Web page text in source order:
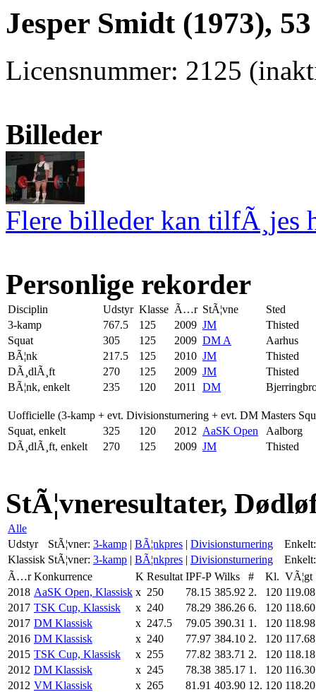
Jesper Smidt (1973),
Licensnummer: 2125
Billeder
Flere billeder kan tilfÃ¸jes
Personlige rekorder
Disciplin Udstyr Klasse Ã…r StÃ¦vne
Sted
3-kamp
767.5 125 2009 JM
Thisted
Squat
305 125 2009 DM A
Aarhus
BÃ¦nk
217.5 125 2010 JM
Thisted
DÃ¸dlÃ¸ft
270 125 2009 JM
Thisted
BÃ¦nk, enkelt
235 120 2011 DM
Uofficielle (3-kamp + evt. Divisionsturnering + evt. DM Masters
Squat, enkelt
325 120 2012 AaSK Open
Aalborg
DÃ¸dlÃ¸ft, enkelt
270 125 2009 JM Thisted
StÃ¦vneresultater,
Alle
Udstyr
StÃ¦vner: 3-kamp | BÃ¦nkpres | Divisionsturnering
Enkelt:
Klassisk StÃ¦vner: 3-kamp | BÃ¦nkpres | Divisionsturnering
Enkelt:
Ã…r Konkurrence K Resultat IPF-P Wilks # Kl. VÃ¦gt
2018 AaSK Open, Klassisk x 250 78.15 385.92 2. 120 119.08
2017 TSK Cup, Klassisk x 240 78.29 386.26 6. 120 118.60
2017 DM Klassisk x 247.5 79.05 390.31 1. 120 118.98
2016 DM Klassisk x 240 77.97 384.10 2. 120 117.68
2015 TSK Cup, Klassisk x 255 77.82 383.71 2. 120 118.18
2012 DM Klassisk x 245 78.38 385.17 1. 120 116.30
2012 VM Klassisk x 265 81.91 403.90 12. 120 118.20